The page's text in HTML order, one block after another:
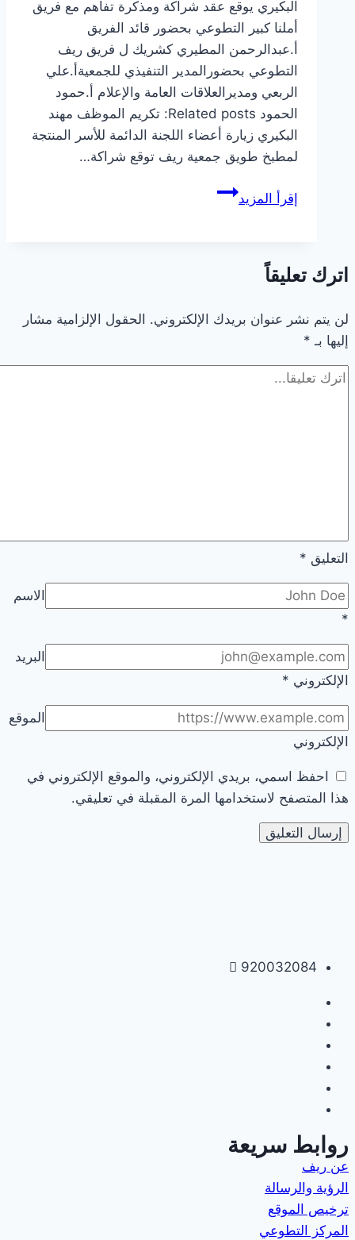
البكيري يوقع عقد شراكة ومذكرة تفاهم مع فريق
أملنا كبير التطوعي بحضور قائد الفريق
أ.عبدالرحمن المطيري كشريك ل فريق ريف
التطوعي بحضورالمدير التنفيذي للجمعيةأ.علي
الربعي ومديرالعلاقات العامة والإعلام أ.حمود
الحمود Related posts: تكريم الموظف مهند
البكيري زيارة أعضاء اللجنة الدائمة للأسر المنتجة
لمطبخ طويق جمعية ريف توقع شراكة…
إقرأ المزيدمذكرة
التطوعي
اترك تعليقاً
لن يتم نشر عنوان بريدك الإلكتروني. الحقول الإلزامية مشار
إليها بـ *
التعليق *
الاسم
*
البريد
الإلكتروني *
الموقع
الإلكتروني
احفظ اسمي، بريدي الإلكتروني، والموقع الإلكتروني في
هذا المتصفح لاستخدامها المرة المقبلة في تعليقي.
920032084
روابط سريعة
عن ريف
الرؤية والرسالة
ترخيص الموقع
المركز التطوعي